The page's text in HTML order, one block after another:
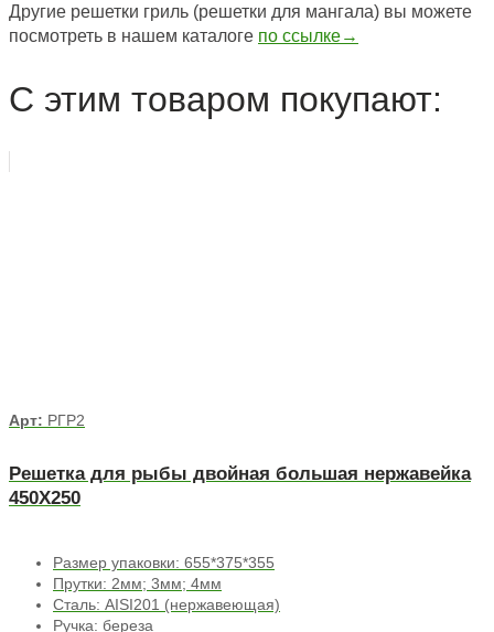
Другие решетки гриль (решетки для мангала) вы можете
посмотреть в нашем каталоге по ссылке→
С этим товаром покупают:
Арт: РГР2
Решетка для рыбы двойная большая нержавейка
450Х250
Размер упаковки: 655*375*355
Прутки: 2мм; 3мм; 4мм
Сталь: AISI201 (нержавеющая)
Ручка: береза